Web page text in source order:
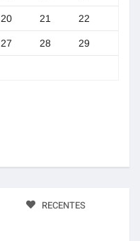
20 21 22
27 28 29
RECENTES